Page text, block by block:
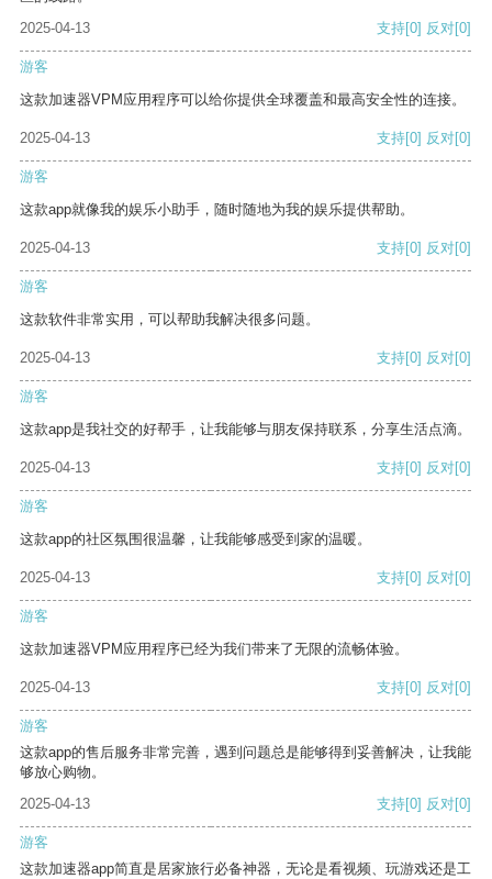
2025-04-13
支持[0] 反对[0]
游客
这款加速器VPM应用程序可以给你提供全球覆盖和最高安全性的连接。
2025-04-13 支持[0] 反对[0]
游客
这款app就像我的娱乐小助手，随时随地为我的娱乐提供帮助。
2025-04-13 支持[0] 反对[0]
游客
这款软件非常实用，可以帮助我解决很多问题。
2025-04-13 支持[0] 反对[0]
游客
这款app是我社交的好帮手，让我能够与朋友保持联系，分享生活点滴。
2025-04-13 支持[0] 反对[0]
游客
这款app的社区氛围很温馨，让我能够感受到家的温暖。
2025-04-13 支持[0] 反对[0]
游客
这款加速器VPM应用程序已经为我们带来了无限的流畅体验。
2025-04-13 支持[0] 反对[0]
游客
这款app的售后服务非常完善，遇到问题总是能够得到妥善解决，让我能
够放心购物。
2025-04-13
支持[0] 反对[0]
游客
这款加速器app简直是居家旅行必备神器，无论是看视频、玩游戏还是工